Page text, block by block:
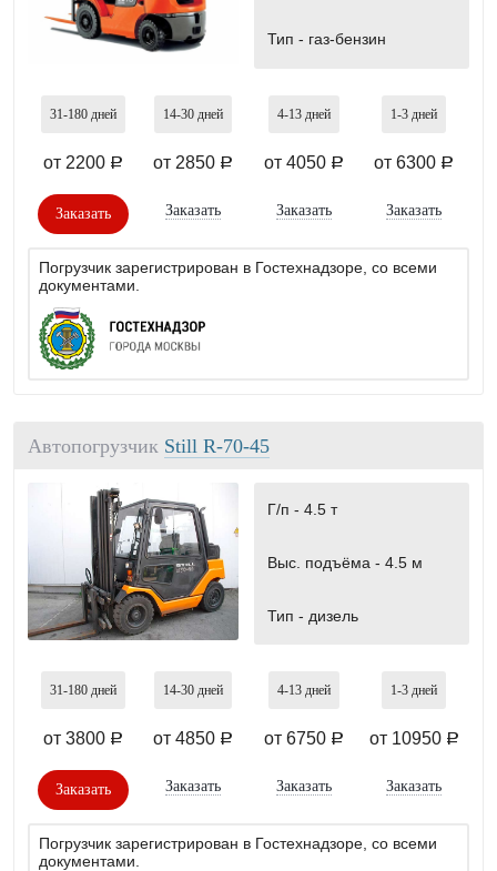
Тип - газ-бензин
31-180 дней
от 2200 a
Заказать
14-30 дней
от 2850 a
Заказать
4-13 дней
от 4050 a
Заказать
1-3 дней
от 6300 a
Заказать
Погрузчик зарегистрирован в Гостехнадзоре, со всеми
документами.
Автопогрузчик Still R-70-45
Г/п - 4.5 т
Выс. подъёма - 4.5 м
Тип - дизель
31-180 дней
от 3800 a
Заказать
14-30 дней
от 4850 a
Заказать
4-13 дней
от 6750 a
Заказать
1-3 дней
от 10950 a
Заказать
Погрузчик зарегистрирован в Гостехнадзоре, со всеми
документами.